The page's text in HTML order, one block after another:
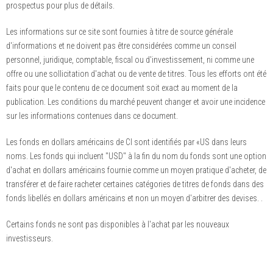
prospectus pour plus de détails.
Les informations sur ce site sont fournies à titre de source générale
d'informations et ne doivent pas être considérées comme un conseil
personnel, juridique, comptable, fiscal ou d'investissement, ni comme une
offre ou une sollicitation d'achat ou de vente de titres. Tous les efforts ont été
faits pour que le contenu de ce document soit exact au moment de la
publication. Les conditions du marché peuvent changer et avoir une incidence
sur les informations contenues dans ce document.
Les fonds en dollars américains de CI sont identifiés par «US dans leurs
noms. Les fonds qui incluent "USD" à la fin du nom du fonds sont une option
d'achat en dollars américains fournie comme un moyen pratique d'acheter, de
transférer et de faire racheter certaines catégories de titres de fonds dans des
fonds libellés en dollars américains et non un moyen d'arbitrer des devises. .
Certains fonds ne sont pas disponibles à l'achat par les nouveaux
investisseurs.